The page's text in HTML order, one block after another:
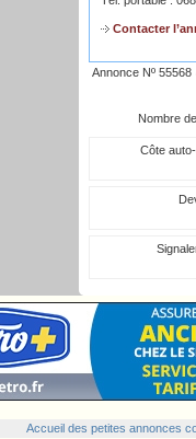
Contacter
Annonce Nº 55568
Nombre
Côte
Accueil des petites annonces